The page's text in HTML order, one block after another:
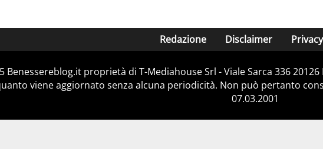
Redazione Disclaimer
Benessereblog.it proprietà di T-Mediahouse Srl - Viale Sarca 336
viene aggiornato senza alcuna periodicità. Non può pertanto
07.03.2001